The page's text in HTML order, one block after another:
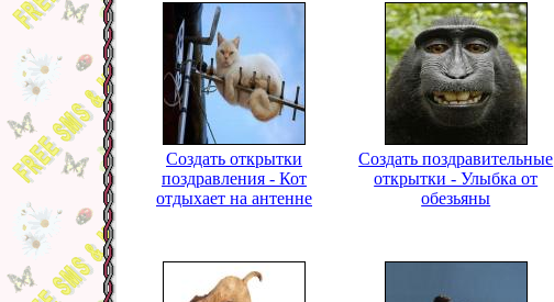
Создать открытки
поздравления - Кот
отдыхает на антенне
Создать поздравительные
открытки - Улыбка от
обезьяны